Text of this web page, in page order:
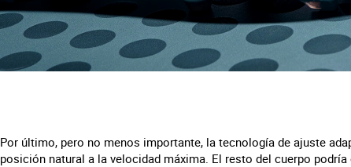
Por último, pero no menos importante, la tecnología de ajuste
posición natural a la velocidad máxima. El resto del cuerpo